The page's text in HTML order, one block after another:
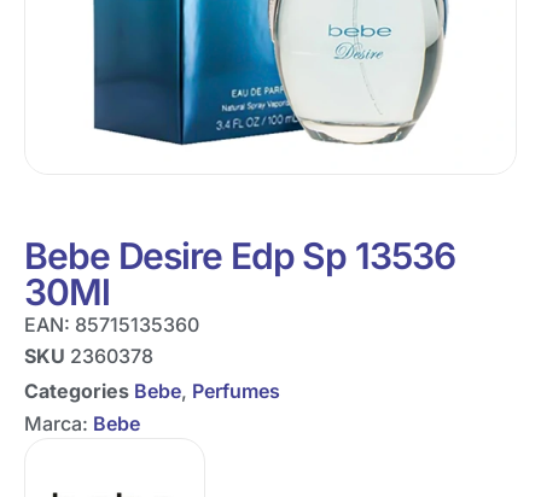
Bebe Desire Edp Sp 13536
30Ml
EAN: 85715135360
SKU 2360378
Categories Bebe, Perfumes
Marca: Bebe